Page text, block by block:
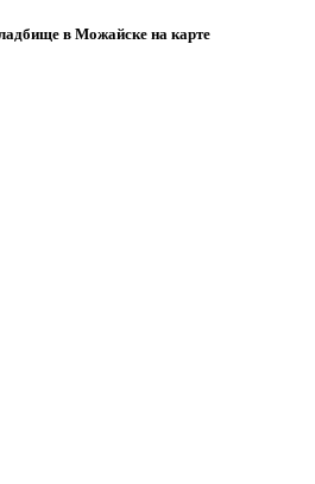
в Можайске на карте